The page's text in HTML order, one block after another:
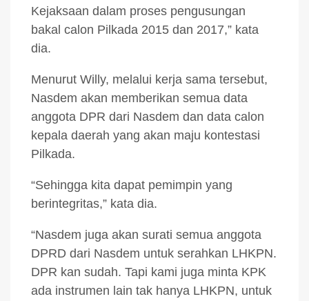
Kejaksaan dalam proses pengusungan
bakal calon Pilkada 2015 dan 2017,” kata
dia.
Menurut Willy, melalui kerja sama tersebut,
Nasdem akan memberikan semua data
anggota DPR dari Nasdem dan data calon
kepala daerah yang akan maju kontestasi
Pilkada.
“Sehingga kita dapat pemimpin yang
berintegritas,” kata dia.
“Nasdem juga akan surati semua anggota
DPRD dari Nasdem untuk serahkan LHKPN.
DPR kan sudah. Tapi kami juga minta KPK
ada instrumen lain tak hanya LHKPN, untuk